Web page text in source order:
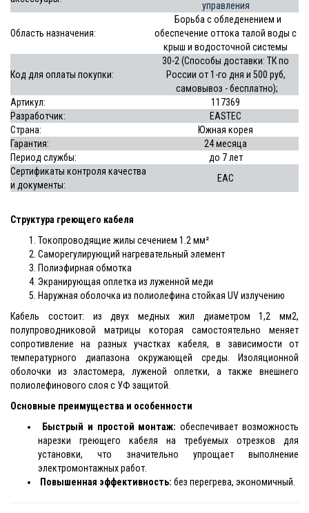
управления
Область назначения:
Борьба с обледенением и
обеспечение оттока талой воды с
крыш и водосточной системы
Код для оплаты покупки:
30-2 (Способы доставки: ТК по
России от 1-го дня и 500 руб,
самовывоз - бесплатно);
Артикул:
117369
Разработчик:
EASTEC
Страна:
Южная корея
Гарантия:
24 месяца
Период службы: до 7 лет
Сертификаты контроля качества
и документы:
EAC
Структура греющего кабеля
Токопроводящие жилы сечением 1.2 мм²
Саморегулирующий нагревательный элемент
Полиэфирная обмотка
Экранирующая оплетка из луженной меди
Наружная оболочка из полиолефина стойкая UV излучению
Кабель состоит: из двух медных жил диаметром 1,2 мм2,
полупроводниковой матрицы которая самостоятельно меняет
сопротивление на разных участках кабеля, в зависимости от
температурного диапазона окружающей среды. Изоляционной
оболочки из эластомера, луженой оплетки, а также внешнего
полиолефинового слоя с УФ защитой.
Основные преимущества и особенности
Быстрый и простой монтаж: обеспечивает возможность
нарезки греющего кабеля на требуемых отрезков для
установки, что значительно упрощает выполнение
электромонтажных работ.
Повышенная эффективность: без перегрева, экономичный.